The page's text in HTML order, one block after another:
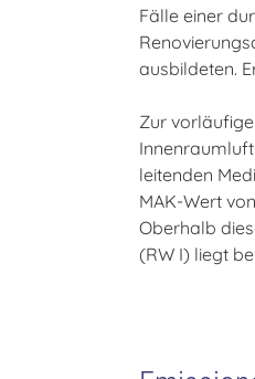
Fälle einer
ausbildeten.
Zur
leitenden
MAK-Wert
Oberhalb
(RW I) liegt